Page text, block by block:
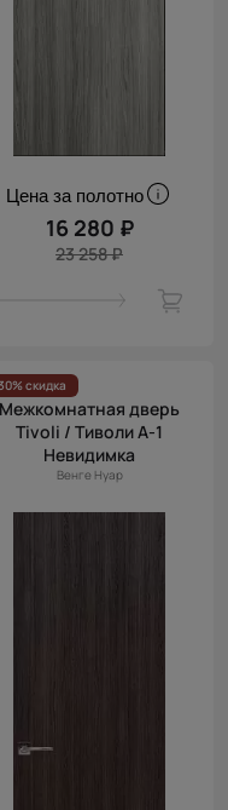
Цена за полотно
16 280 ₽
23 258 ₽
скидка
Межкомнатная дверь
Tivoli / Тиволи А-1
Невидимка
Венге Нуар